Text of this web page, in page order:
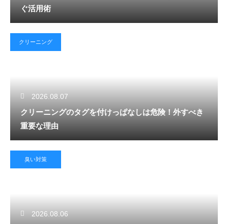
ぐ活用術
クリーニング
2026.08.07
クリーニングのタグを付けっぱなしは危険！外すべき
重要な理由
臭い対策
2026.08.06